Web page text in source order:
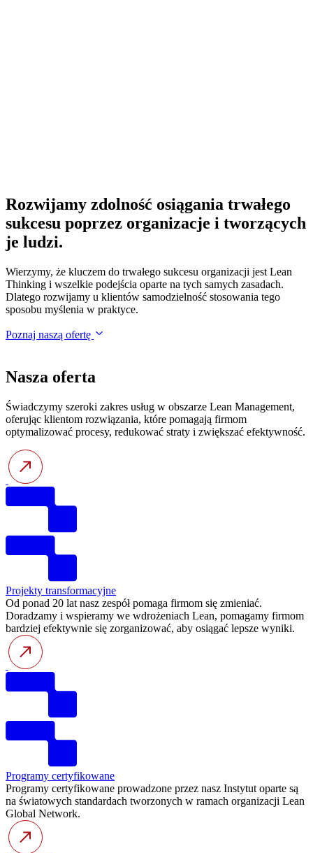
Rozwijamy zdolność osiągania trwałego
sukcesu poprzez organizacje i tworzących
je ludzi.
Wierzymy, że kluczem do trwałego sukcesu organizacji jest Lean
Thinking i wszelkie podejścia oparte na tych samych zasadach.
Dlatego rozwijamy u klientów samodzielność stosowania tego
sposobu myślenia w praktyce.
Poznaj naszą ofertę
Nasza oferta
Świadczymy szeroki zakres usług w obszarze Lean Management,
oferując klientom rozwiązania, które pomagają firmom
optymalizować procesy, redukować straty i zwiększać efektywność.
Projekty transformacyjne
Od ponad 20 lat nasz zespół pomaga firmom się zmieniać.
Doradzamy i wspieramy we wdrożeniach Lean, pomagamy firmom
bardziej efektywnie się zorganizować, aby osiągać lepsze wyniki.
Programy certyfikowane
Programy certyfikowane prowadzone przez nasz Instytut oparte są
na światowych standardach tworzonych w ramach organizacji Lean
Global Network.